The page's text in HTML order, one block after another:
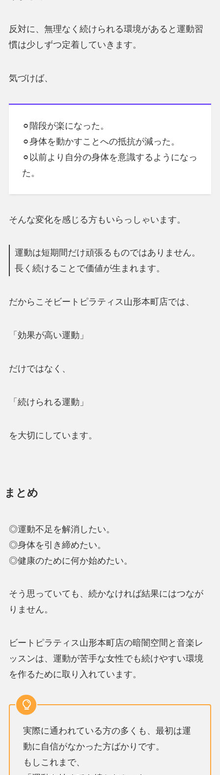
反対に、無理なく続けられる環境があると運動習
慣は少しずつ定着していきます。
気づけば、
⚪︎階段が楽になった。
⚪︎身体を動かすことへの抵抗が減った。
⚪︎以前より自分の身体を意識するようになっ
た。
そんな変化を感じる方もいらっしゃいます。
運動は短期間だけ頑張るものではありません。
長く続けることで価値が生まれます。
だからこそビートピラティス山形本町店では、
「効果が高い運動」
だけではなく、
「続けられる運動」
を大切にしています。
まとめ
◎運動不足を解消したい。
◎身体を引き締めたい。
◎健康のために何か始めたい。
そう思っていても、続かなければ結果にはつなが
りません。
ビートピラティス山形本町店の暗闇空間と音楽レ
ッスンは、運動が苦手な女性でも続けやすい環境
を作るために取り入れています。
実際に通われている方の多くも、最初は運
動に自信がなかった方ばかりです。
もしこれまで、